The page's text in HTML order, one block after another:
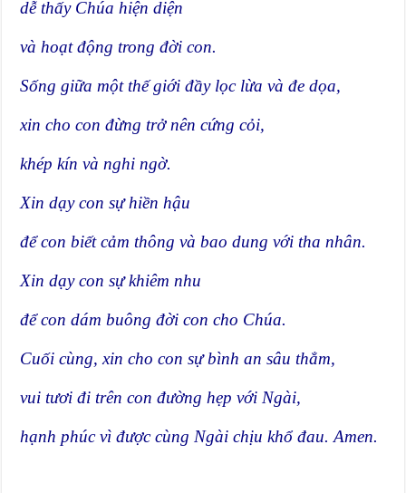
dễ thấy Chúa hiện diện
và hoạt động trong đời con.
Sống giữa một thế giới đầy lọc lừa và đe dọa,
xin cho con đừng trở nên cứng cỏi,
khép kín và nghi ngờ.
Xin dạy con sự hiền hậu
để con biết cảm thông và bao dung với tha nhân.
Xin dạy con sự khiêm nhu
để con dám buông đời con cho Chúa.
Cuối cùng, xin cho con sự bình an sâu thẳm,
vui tươi đi trên con đường hẹp với Ngài,
hạnh phúc vì được cùng Ngài chịu khổ đau. Amen.